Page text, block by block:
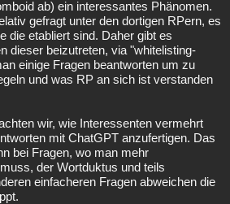
ab) ein interessantes Phänomen.
gefragt unter den dortigen RPern, es
die etabliert sind. Daher gibt es
dieser beizutreten, via "whitelisting-
einige Fragen beantworten um zu
und was RP an sich ist verstanden
wir, wie Interessenten vermehrt
mit ChatGPT anzufertigen. Das
bei Fragen, wo man mehr
der Wortduktus und teils
einfacheren Fragen abweichen die